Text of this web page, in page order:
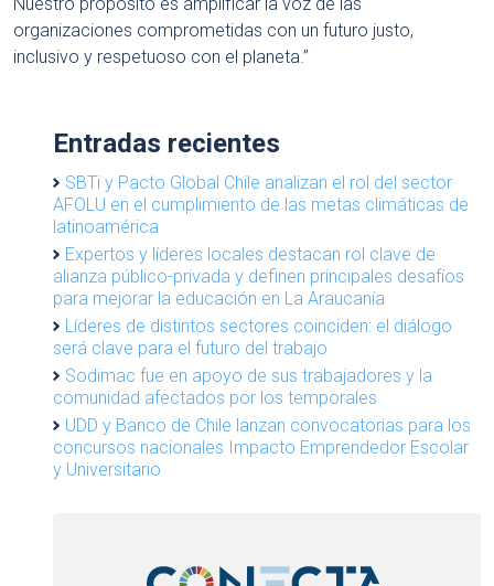
organizaciones comprometidas con un futuro justo,
inclusivo y respetuoso con el planeta.”
Entradas recientes
SBTi y Pacto Global Chile analizan el rol del sector
AFOLU en el cumplimiento de las metas climáticas de
latinoamérica
Expertos y líderes locales destacan rol clave de
alianza público-privada y definen principales desafíos
para mejorar la educación en La Araucanía
Líderes de distintos sectores coinciden: el diálogo
será clave para el futuro del trabajo
Sodimac fue en apoyo de sus trabajadores y la
comunidad afectados por los temporales
UDD y Banco de Chile lanzan convocatorias para los
concursos nacionales Impacto Emprendedor Escolar
y Universitario